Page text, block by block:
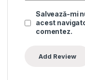
Salvează-mi
acest
comentez.